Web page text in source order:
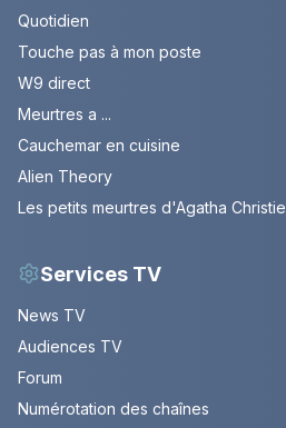
Quotidien
Touche pas à mon poste
W9 direct
Meurtres a ...
Cauchemar en cuisine
Alien Theory
Les petits meurtres d'Agatha Christie
Services TV
News TV
Audiences TV
Forum
Numérotation des chaînes